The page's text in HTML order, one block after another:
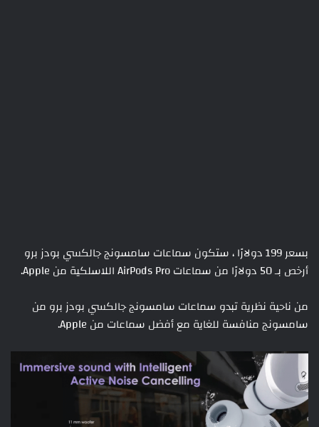
بسعر 199 دولارًا ، ستكون سماعات سامسونج جالكسي بودز برو
أرخص بـ 50 دولارًا من سماعات AirPods Pro اللاسلكية من Apple.
من ناحية نظرية تبدو سماعات سامسونج جالكسي بودز برو من
سامسونج منافسة للغاية مع أفضل سماعات من Apple.